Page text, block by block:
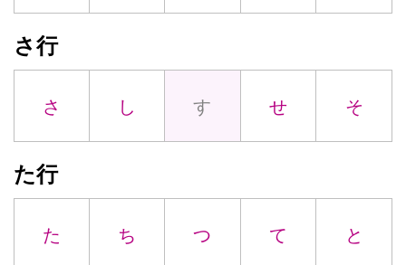
さ行
さ し す せ そ
た行
た ち つ て と